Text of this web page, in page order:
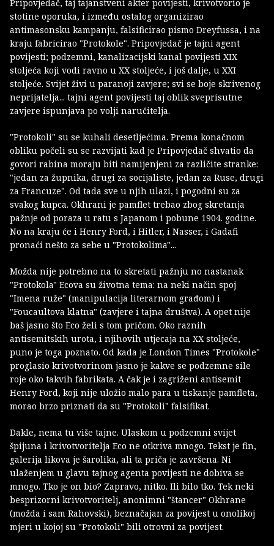
Pripovjedač, taj tajanstveni akter povijesti, krivotvorio je
stotine oporuka, i između ostalog organizirao
antimasonsku kampanju, falsificirao pismo Dreyfussa, i na
kraju fabricirao "Protokole". Pripovjedač je tajni agent
povijesti; podzemni, kanalizacijski kanal povijesti XIX
stoljeća koji vodi ravno u XX stoljeće, i još dalje, u XXI
stoljeće. Svijet živi u paranoji zavjere; svi se boje skrivenog
neprijatelja... tajni agent povijesti taj oblik sveprisutne
zavjere ispunjava po volji naručitelja.
"Protokoli" su se kuhali desetljećima. Prema konačnom
obliku počeli su se razvijati kad je Pripovjedač shvatio da
govori rabina moraju biti namijenjeni za različite stranke:
"jedan za župnika, drugi za socijaliste, jedan za Ruse, drugi
za Francuze". Od tada sve u njih ulazi, i pogodni su za
svakog kupca. Okhrani je pamflet trebao zbog skretanja
pažnje od poraza u ratu s Japanom i pobune 1904. godine.
No na kraju će i Henry Ford, i Hitler, i Nasser, i Gadafi
pronaći nešto za sebe u "Protokolima"...
Možda nije potrebno na to skretati pažnju no nastanak
"Protokola" Ecova su životna tema: na neki način spoj
"Imena ruže" (manipulacija literarnom građom) i
"Foucaultova klatna" (zavjere i tajna društva). A opet nije
baš jasno što Eco želi s tom pričom. Oko raznih
antisemitskih urota, i njihovih utjecaja na XX stoljeće,
puno je toga poznato. Od kada je London Times "Protokole"
proglasio krivotvorinom jasno je kakve se podzemne sile
roje oko takvih fabrikata. A čak je i zagriženi antisemit
Henry Ford, koji nije uložio malo para u tiskanje pamfleta,
morao brzo priznati da su "Protokoli" falsifikat.
Dakle, nema tu više tajne. Ulaskom u podzemni svijet
špijuna i krivotvoritelja Eco ne otkriva mnogo. Tekst je fin,
galerija likova je šarolika, ali ta priča je završena. Ni
ulaženjem u glavu tajnog agenta povijesti ne dobiva se
mnogo. Tko je on bio? Zapravo, nitko. Ili bilo tko. Tek neki
besprizorni krivotvoritelj, anonimni "štancer" Okhrane
(možda i sam Rahovski), beznačajan za povijest u onolikoj
mjeri u kojoj su "Protokoli" bili otrovni za povijest.